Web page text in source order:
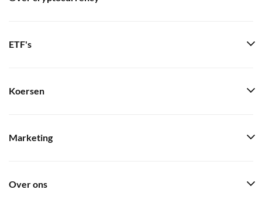
ETF's
Koersen
Marketing
Over ons